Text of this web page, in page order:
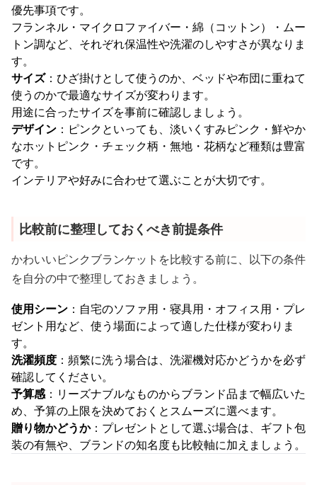
優先事項です。
フランネル・マイクロファイバー・綿（コットン）・ムー
トン調など、それぞれ保温性や洗濯のしやすさが異なりま
す。
サイズ：ひざ掛けとして使うのか、ベッドや布団に重ねて
使うのかで最適なサイズが変わります。
用途に合ったサイズを事前に確認しましょう。
デザイン ：ピンクといっても、淡いくすみピンク・鮮やか
なホットピンク・チェック柄・無地・花柄など種類は豊富
です。
インテリアや好みに合わせて選ぶことが大切です。
比較前に整理しておくべき前提条件
かわいいピンクブランケットを比較する前に、以下の条件
を自分の中で整理しておきましょう。
使用シーン ：自宅のソファ用・寝具用・オフィス用・プレ
ゼント用など、使う場面によって適した仕様が変わりま
す。
洗濯頻度 ：頻繁に洗う場合は、洗濯機対応かどうかを必ず
確認してください。
予算感：リーズナブルなものからブランド品まで幅広いた
め、予算の上限を決めておくとスムーズに選べます。
贈り物かどうか：プレゼントとして選ぶ場合は、ギフト包
装の有無や、ブランドの知名度も比較軸に加えましょう。